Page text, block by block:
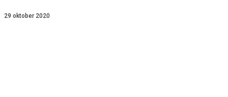
29 oktober 2020